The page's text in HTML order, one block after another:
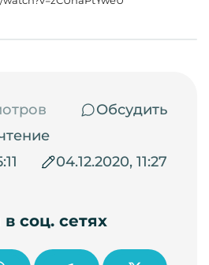
Обсудить
04.12.2020, 11:27
соц. сетях